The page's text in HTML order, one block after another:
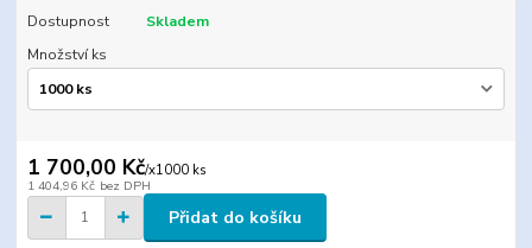
Dostupnost
Skladem
Množství ks
1 700,00 Kč/x1000 ks
1 404,96 Kč bez DPH
Přidat do košíku